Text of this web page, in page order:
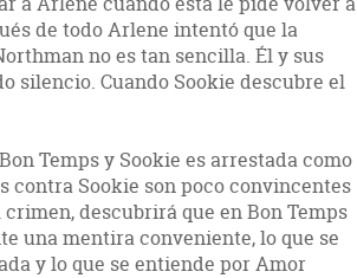
de todo Arlene intentó que la
no es tan sencilla. Él y sus
silencio. Cuando Sookie descubre el
Temps y Sookie es arrestada como
contra Sookie son poco convincentes
descubrirá que en Bon Temps
una mentira conveniente, lo que se
y lo que se entiende por Amor